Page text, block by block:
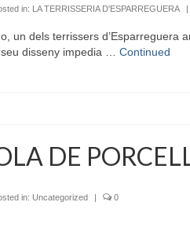
in: LA TERRISSERIA D'ESPARREGUERA
un dels terrissers d’Esparreguera
disseny impedia … Continued
DE
in: Uncategorized 0